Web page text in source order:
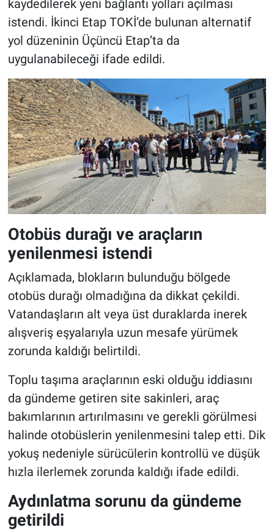
kaydedilerek yeni bağlantı yolları açılması
istendi. İkinci Etap TOKİ’de bulunan alternatif
yol düzeninin Üçüncü Etap’ta da
uygulanabileceği ifade edildi.
Otobüs durağı ve araçların
yenilenmesi istendi
Açıklamada, blokların bulunduğu bölgede
otobüs durağı olmadığına da dikkat çekildi.
Vatandaşların alt veya üst duraklarda inerek
alışveriş eşyalarıyla uzun mesafe yürümek
zorunda kaldığı belirtildi.
Toplu taşıma araçlarının eski olduğu iddiasını
da gündeme getiren site sakinleri, araç
bakımlarının artırılmasını ve gerekli görülmesi
halinde otobüslerin yenilenmesini talep etti. Dik
yokuş nedeniyle sürücülerin kontrollü ve düşük
hızla ilerlemek zorunda kaldığı ifade edildi.
Aydınlatma sorunu da gündeme
getirildi